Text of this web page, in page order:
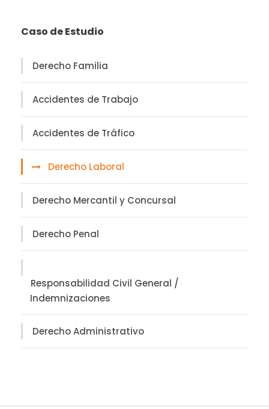
Caso de Estudio
Derecho Familia
Accidentes de Trabajo
Accidentes de Tráfico
Derecho Laboral
Derecho Mercantil y Concursal
Derecho Penal
Responsabilidad Civil General /
Indemnizaciones
Derecho Administrativo